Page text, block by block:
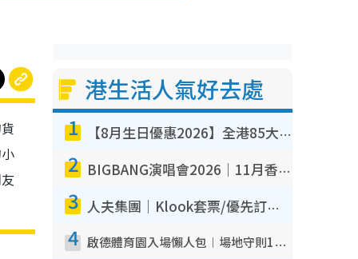
港生活人氣好去處
1 【8月生日優惠2026】全港85大食買玩著數攻略 自助餐/火鍋放題同行免費＋誠品/DONKI送現金券
2 BIGBANG演唱會2026｜11月香港啟德開3場！實名制VIP申請、優先購票攻略
3 人夫集團｜Klook套票/優先訂票/公開發售搶飛攻略！附票價.購票連結.場地座位表
4 啟德體育園入場懶人包︱場地守則12違禁品不可進場准帶細水樽但全場禁樽蓋！應援牌有限制！